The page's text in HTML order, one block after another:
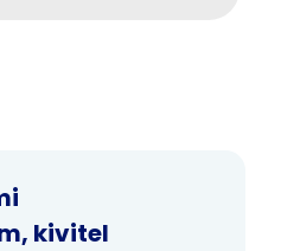
kivitel